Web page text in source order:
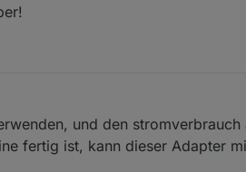
und den stromverbrauch
fertig ist, kann dieser Adapter